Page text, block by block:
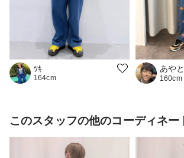
ﾂｷ
164cm
あやと
160cm
このスタッフの他のコーディネー